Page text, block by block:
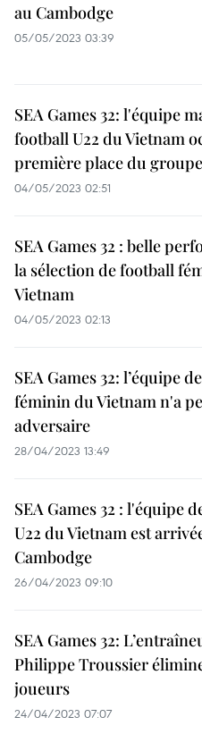
au Cambodge
05/05/2023 03:39
SEA Games 32: l'équipe
football U22 du Vietnam
première place du
04/05/2023 02:51
SEA Games 32 : belle
la sélection de football
Vietnam
04/05/2023 02:13
SEA Games 32: l’équipe
féminin du Vietnam n'a
adversaire
28/04/2023 13:49
SEA Games 32 : l'équipe
U22 du Vietnam est
Cambodge
26/04/2023 09:10
SEA Games 32:
Philippe Troussier
joueurs
24/04/2023 07:07